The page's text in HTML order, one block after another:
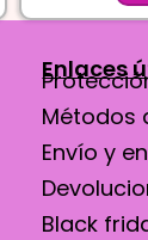
Enlaces
Métodos
Envío y
Black